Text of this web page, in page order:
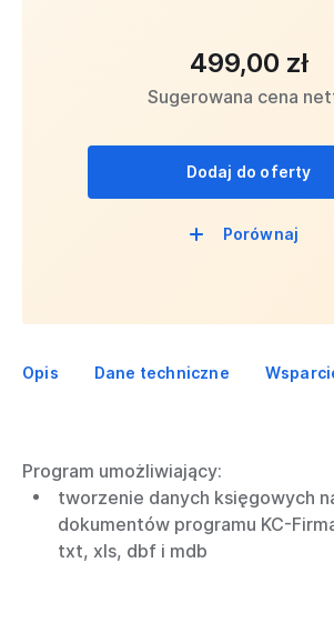
499,00 zł
Sugerowana cena
Dodaj do oferty
Porównaj
Opis Dane techniczne
Program umożliwiający:
tworzenie danych księgowych
dokumentów programu KC-
txt, xls, dbf i mdb